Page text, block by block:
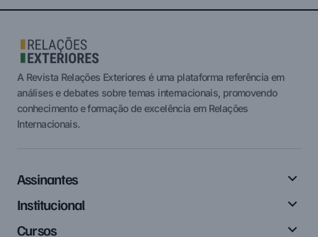
A Revista Relações Exteriores é uma plataforma referência em
análises e debates sobre temas internacionais, promovendo
conhecimento e formação de excelência em Relações
Internacionais.
Assinantes
Institucional
Cursos